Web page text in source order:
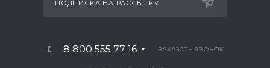
ПОДПИСКА НА РАССЫЛКУ
8 800 555 77 16 ЗАКАЗАТЬ ЗВОНОК